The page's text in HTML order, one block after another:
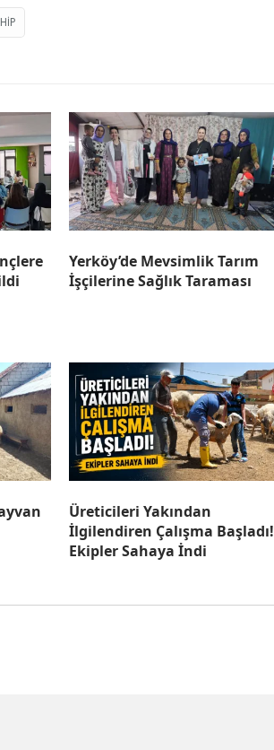
Yerköy’de Mevsimlik Tarım
İşçilerine Sağlık Taraması
Üreticileri Yakından
İlgilendiren Çalışma Başladı!
Ekipler Sahaya İndi